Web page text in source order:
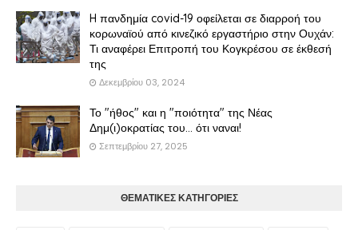
H πανδημία covid-19 οφείλεται σε διαρροή του
κορωναϊού από κινεζικό εργαστήριο στην Ουχάν:
Τι αναφέρει Επιτροπή του Κογκρέσου σε έκθεσή
της
Δεκεμβρίου 03, 2024
Το "ήθος" και η "ποιότητα" της Νέας
Δημ(ι)οκρατίας του... ότι ναναι!
Σεπτεμβρίου 27, 2025
ΘΕΜΑΤΙΚΕΣ ΚΑΤΗΓΟΡΙΕΣ